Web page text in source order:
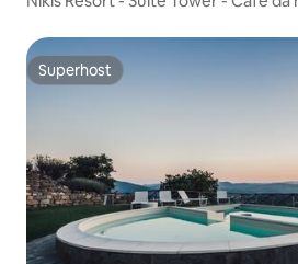
Superhost
Superhost